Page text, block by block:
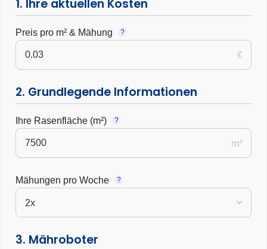
1. Ihre aktuellen Kosten
Preis pro m² & Mähung ?
€
2. Grundlegende Informationen
Ihre Rasenfläche (m²) ?
m²
Mähungen pro Woche ?
3. Mähroboter